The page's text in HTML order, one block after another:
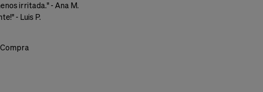
irritada." - Ana M.
- Luis P.